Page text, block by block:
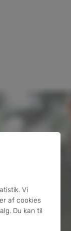
Vi
af cookies
Du kan til